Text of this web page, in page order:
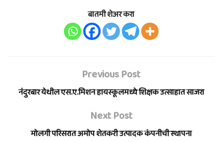
बातमी शेअर करा
Previous Post
नंदुरबार येथील एस.ए.मिशन हायस्कूलमध्ये शिक्षक उत्साहात साजरा
Next Post
मोलगी परिसरात अमोप शेतकरी उत्पादक कंपनीची स्थापना